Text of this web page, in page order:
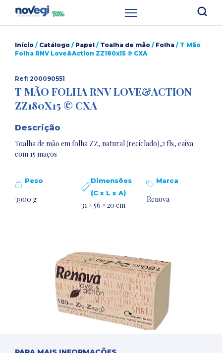
Início / Catálogo / Papel / Toalha de mão / Folha / T Mão
Folha RNV Love&Action ZZ180x15 © CXA
Ref: 200090551
T MÃO FOLHA RNV LOVE&ACTION
ZZ180X15 © CXA
Descrição
Toalha de mão em folha ZZ, natural (reciclado),2 fls, caixa
com 15 maços
Peso
3900 g
Dimensões
(C x L x A)
31 × 56 × 20 cm
Marca
Renova